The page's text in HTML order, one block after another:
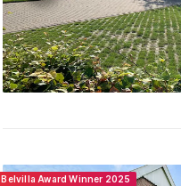
Belvilla Award Winner 2025